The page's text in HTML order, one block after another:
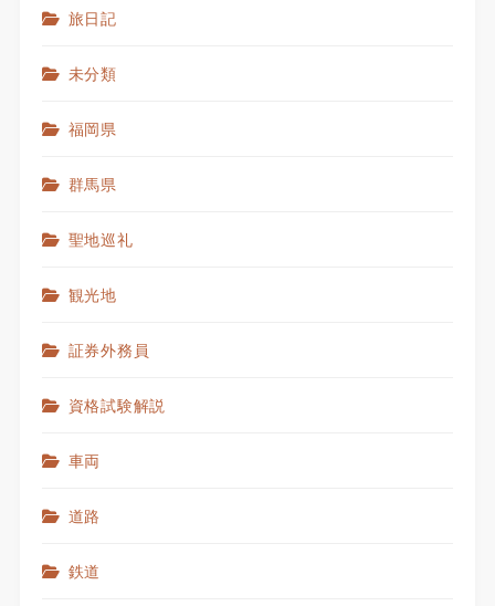
旅日記
未分類
福岡県
群馬県
聖地巡礼
観光地
証券外務員
資格試験解説
車両
道路
鉄道